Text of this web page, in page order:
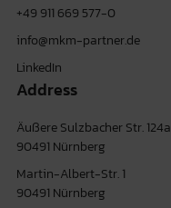
+49 911 669 577-0
info@mkm-partner.de
LinkedIn
Address
Äußere Sulzbacher Str. 124a
90491 Nürnberg
Martin-Albert-Str. 1
90491 Nürnberg